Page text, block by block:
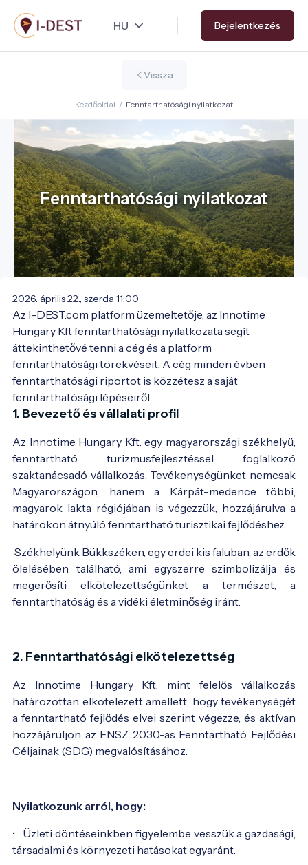
Ugrás
a
tartalomra
Bejelentkezés
Vissza
Kezdőoldal / Fenntarthatósági nyilatkozat
Fenntarthatósági nyilatkozat
2026. április 22., szerda 11:00
Az I-DEST.com platform üzemeltetője, az Innotime
Hungary Kft fenntarthatósági nyilatkozata segít
áttekinthetővé tenni a cég és a platform
fenntarthatósági törekvéseit. A cég minden évben
fenntarthatósági riportot is közzétesz a saját
1. Bevezető és vállalati profil
Az Innotime Hungary Kft. egy magyarországi székhelyű,
fenntartható turizmusfejlesztéssel foglalkozó
szaktanácsadó vállalkozás. Tevékenységünket nemcsak
Magyarországon, hanem a Kárpát-medence többi,
magyarok lakta régiójában is végezzük, hozzájárulva a
határokon átnyúló fenntartható turisztikai fejlődéshez.
Székhelyünk Bükkszéken, egy erdei kis faluban, az erdők
ölelésében található, ami egyszerre szimbolizálja és
megerősíti elkötelezettségünket a természet, a
fenntarthatóság és a vidéki életminőség iránt.
2. Fenntarthatósági elkötelezettség
Az Innotime Hungary Kft. mint felelős vállalkozás
határozottan elkötelezett amellett, hogy tevékenységét
a fenntartható fejlődés elvei szerint végezze, és aktívan
hozzájáruljon az ENSZ 2030-as Fenntartható Fejlődési
Céljainak (SDG) megvalósításához.
Nyilatkozunk arról, hogy:
• Üzleti döntéseinkben figyelembe vesszük a gazdasági,
társadalmi és környezeti hatásokat egyaránt.